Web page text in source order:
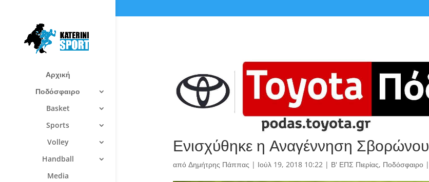
Αρχική
Ποδόσφαιρο
Basket
Sports
Volley
Handball
Media
Ενισχύθηκε η Αναγέννηση Σβορώνου
από Δημήτρης Πάππας | Ιούλ 19, 2018 10:22| Β' ΕΠΣ Πιερίας, Ποδόσφαιρο|